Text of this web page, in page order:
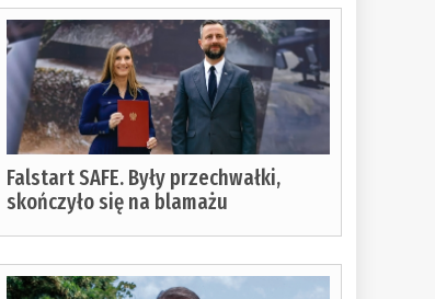
Falstart SAFE. Były przechwałki,
skończyło się na blamażu